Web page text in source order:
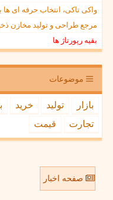
واکی تاکی، انتخاب حرفه ای
مرجع طراحی و تولید مخازن
بقیه رپورتاژ ها
موضوعات
بازار تولید خرید
تجارت
قیمت
صفحه اخبار